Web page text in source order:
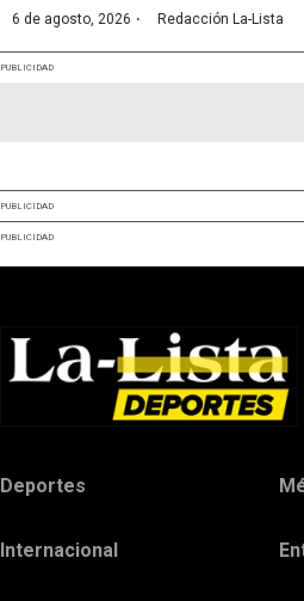
6 de agosto, 2026 · Redacción La-Lista
PUBLICIDAD
PUBLICIDAD
PUBLICIDAD
Deportes
Internacional